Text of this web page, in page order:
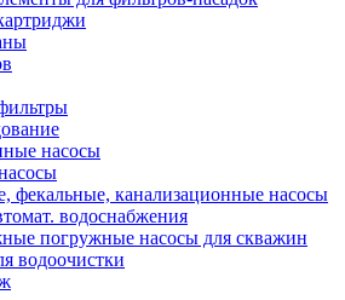
насосы
фекальные, канализационные насосы
водоснабжения
погружные насосы для скважин
водоочистки